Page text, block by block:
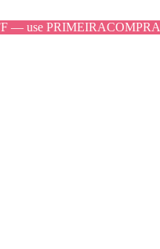
— use PRIMEIRACOMPRA